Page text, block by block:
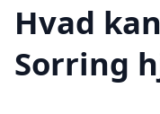
Hvad
Sorring